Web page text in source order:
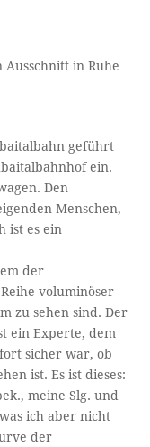
Ausschnitt in Ruhe
geführt
ein.
Den
Menschen,
ist es ein
der
voluminöser
zu sehen sind. Der
ein Experte, dem
sicher war, ob
ist. Es ist dieses:
meine Slg. und
ich aber nicht
der